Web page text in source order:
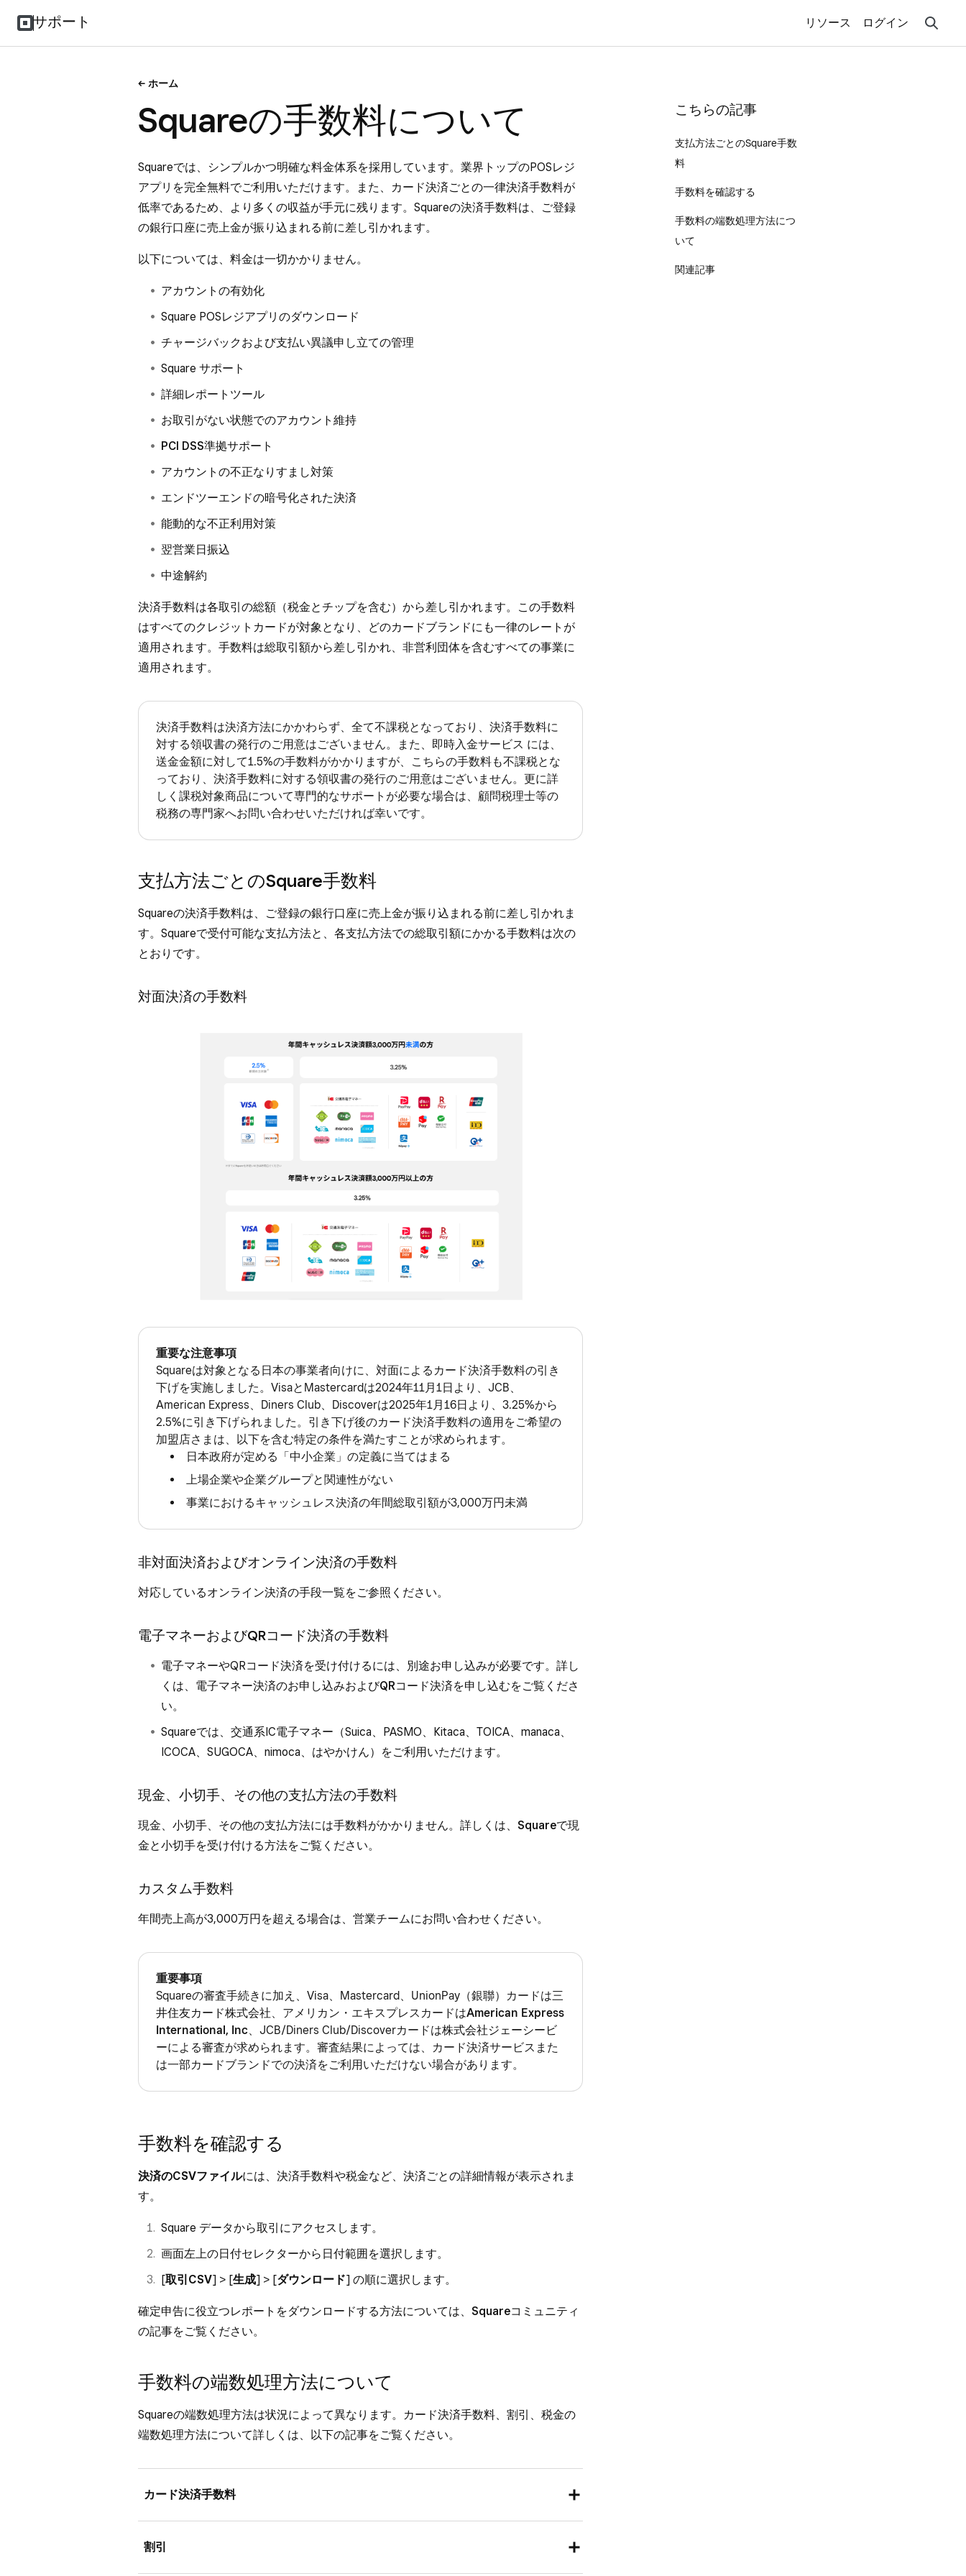
サポート リソース ログイン
ホーム
Squareの手数料について
Squareでは、 シンプルかつ明確な料金体系を採用しています。業界トップのPOSレジ
アプリを完全無料でご利用いただけます。また、カード決済ごとの一律決済手数料が
低率であるため、より多くの収益が手元に残ります。Squareの決済手数料は、ご登録
の銀行口座に売上金が振り込まれる前に差し引かれます。
以下については、料金は一切かかりません。
アカウントの有効化
Square POSレジアプリのダウンロード
チャージバックおよび支払い異議申し立ての管理
Square サポート
詳細レポートツール
お取引がない状態でのアカウント維持
PCI DSS準拠サポート
アカウントの不正なりすまし対策
エンドツーエンドの暗号化された決済
能動的な不正利用対策
翌営業日振込
中途解約
決済手数料は各取引の総額（税金とチップを含む）から差し引かれます。この手数料
はすべてのクレジットカードが対象となり、どのカードブランドにも一律のレートが
適用されます。手数料は総取引額から差し引かれ、非営利団体を含むすべての事業に
適用されます。
決済手数料は決済方法にかかわらず、全て不課税となっており、決済手数料に
対する領収書の発行のご用意はございません。また、即時入金サービス には、
送金金額に対して1.5%の手数料がかかりますが、こちらの手数料も不課税とな
っており、決済手数料に対する領収書の発行のご用意はございません。更に詳
しく課税対象商品について専門的なサポートが必要な場合は、顧問税理士等の
税務の専門家へお問い合わせいただければ幸いです。
支払方法ごとのSquare手数料
Squareの決済手数料は、ご登録の銀行口座に売上金が振り込まれる前に差し引かれま
す。Squareで受付可能な支払方法と、各支払方法での総取引額にかかる手数料は次の
とおりです。
対面決済の手数料
重要な注意事項
Squareは対象となる日本の事業者向けに、対面によるカード決済手数料の引き
下げを実施しました。VisaとMastercardは2024年11月1日より、JCB、
American Express、Diners Club、Discoverは2025年1月16日より、3.25%から
2.5%に引き下げられました。引き下げ後のカード決済手数料の適用をご希望の
加盟店さまは、以下を含む特定の条件を満たすことが求められます。
日本政府が定める「中小企業」の定義に当てはまる
上場企業や企業グループと関連性がない
事業におけるキャッシュレス決済の年間総取引額が3,000万円未満
非対面決済およびオンライン決済の手数料
対応しているオンライン決済の手段一覧をご参照ください。
電子マネーおよびQRコード決済の手数料
電子マネーやQRコード決済を受け付けるには、別途お申し込みが必要です。詳し
くは、 電子マネー決済のお申し込みおよびQRコード決済を申し込むをご覧くださ
い。
Squareでは、交通系IC電子マネー（Suica、PASMO、Kitaca、TOICA、manaca、
ICOCA、SUGOCA、nimoca、はやかけん）をご利用いただけます。
現金、小切手、その他の支払方法の手数料
現金、小切手、その他の支払方法には手数料がかかりません。詳しくは、 Squareで現
金と小切手を受け付ける方法をご覧ください。
カスタム手数料
年間売上高が3,000万円を超える場合は、 営業チームにお問い合わせ ください。
重要事項
Squareの審査手続きに加え、Visa、Mastercard、UnionPay（銀聯）カードは三
井住友カード株式会社 、アメリカン・エキスプレスカードはAmerican Express
International, Inc 、JCB/Diners Club/Discoverカードは株式会社ジェーシービ
ーによる審査が求められます。審査結果によっては、カード決済サービスまた
は一部カードブランドでの決済をご利用いただけない場合があります。
手数料を確認する
決済のCSVファイルには、決済手数料や税金など、決済ごとの詳細情報が表示されま
す。
Square データから取引 にアクセスします。
画面左上の日付セレクターから日付範囲を選択します。
[取引CSV] > [生成] > [ダウンロード] の順に選択します。
確定申告に役立つレポートをダウンロードする方法については、 Squareコミュニティ
の記事をご覧ください。
手数料の端数処理方法について
Squareの端数処理方法は状況によって異なります。カード決済手数料、割引、税金の
端数処理方法について詳しくは、以下の記事をご覧ください。
カード決済手数料
カード決済手数料の計算では、小数点以下が四捨五入されます。
例1：Square リーダーを使って1,000円をスワイプで決済した場合
割引
こちらの記事
支払方法ごとのSquare手数
料
手数料を確認する
手数料の端数処理方法につ
いて
関連記事